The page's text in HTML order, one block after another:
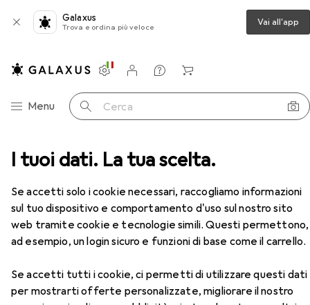
I tuoi dati. La tua scelta.
Se accetti solo i cookie necessari, raccogliamo informazioni
sul tuo dispositivo e comportamento d'uso sul nostro sito
web tramite cookie e tecnologie simili. Questi permettono,
ad esempio, un login sicuro e funzioni di base come il carrello.
Se accetti tutti i cookie, ci permetti di utilizzare questi dati
per mostrarti offerte personalizzate, migliorare il nostro
Galaxus
Trova e ordina più veloce Vai all'app
Categoria Navigazione
Menu Cerca
Impostazioni
Conto cliente
Liste di confronto
Liste dei desideri
Carrello
per bambini Roba Tavola di legno per stand
EUR
49,28